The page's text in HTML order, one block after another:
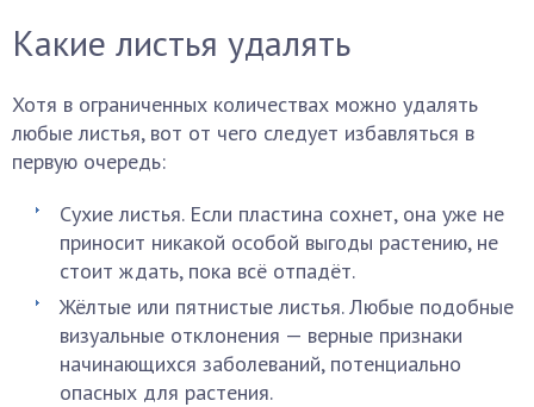
Какие листья удалять
Хотя в ограниченных количествах можно удалять
любые листья, вот от чего следует избавляться в
первую очередь:
Сухие листья. Если пластина сохнет, она уже не
приносит никакой особой выгоды растению, не
стоит ждать, пока всё отпадёт.
Жёлтые или пятнистые листья. Любые подобные
визуальные отклонения — верные признаки
начинающихся заболеваний, потенциально
опасных для растения.